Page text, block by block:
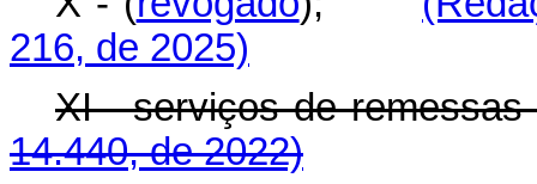
216, de 2025)
XI - serviços de
14.440, de 2022)